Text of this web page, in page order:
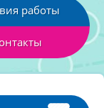
работы